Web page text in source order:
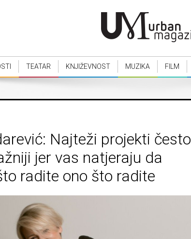
TEATAR KNJIŽEVNOST MUZIKA FILM
Najteži projekti često
jer vas natjeraju da
radite ono što radite